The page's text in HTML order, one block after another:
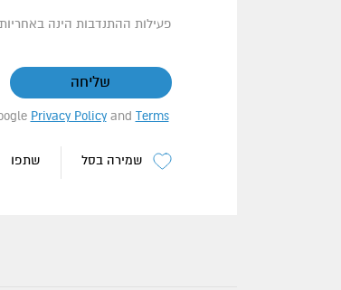
פעילות ההתנדבות הינה
שליחה
Privacy Policyand Terms
שמירה בסל
שתפו